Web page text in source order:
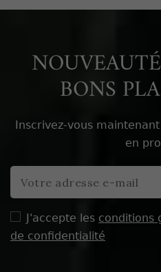
BONS
Inscrivez-vous
en
J'accepte les conditions
de confidentialité